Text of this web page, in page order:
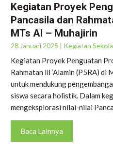
Kegiatan Proyek
Pancasila dan
MTs Al – Muhajirin
28 Januari 2025 | Kegiatan
Kegiatan Proyek Penguatan
Rahmatan lil ‘Alamin (P5RA)
untuk mendukung
siswa secara holistik. Dalam
mengeksplorasi nilai-nilai
Baca Lainnya